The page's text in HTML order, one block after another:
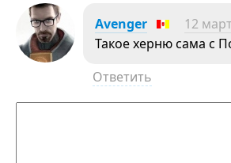
Avenger 12
Такое херню сама с
Ответить